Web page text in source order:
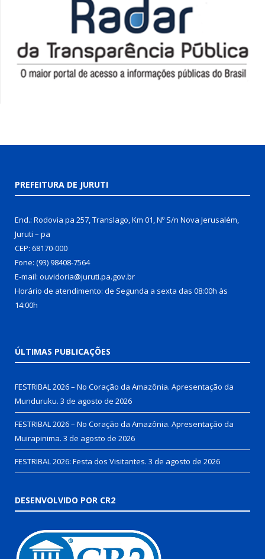
PREFEITURA DE JURUTI
End.: Rodovia pa 257, Translago, Km 01, Nº S/n Nova Jerusalém,
Juruti – pa
CEP: 68170-000
Fone: (93) 98408-7564
E-mail: ouvidoria@juruti.pa.gov.br
Horário de atendimento: de Segunda a sexta das 08:00h às
14:00h
ÚLTIMAS PUBLICAÇÕES
FESTRIBAL 2026 – No Coração da Amazônia. Apresentação da
Munduruku. 3 de agosto de 2026
FESTRIBAL 2026 – No Coração da Amazônia. Apresentação da
Muirapinima. 3 de agosto de 2026
FESTRIBAL 2026: Festa dos Visitantes. 3 de agosto de 2026
DESENVOLVIDO POR CR2